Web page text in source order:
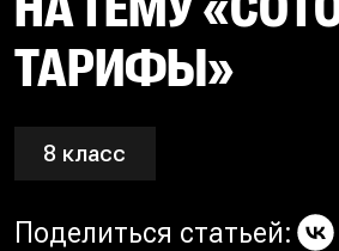
ТАРИФЫ»
8 класс
Поделиться статьей: